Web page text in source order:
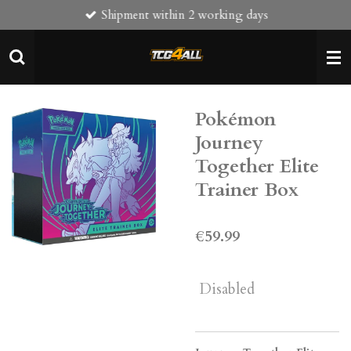
to
main
content
Shipment within 2 working days
Pokémon
Journey
Together Elite
Trainer Box
€59.99
Disabled